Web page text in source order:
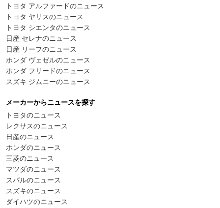
トヨタ アルファードのニュース
トヨタ ヤリスのニュース
トヨタ シエンタのニュース
日産 セレナのニュース
日産 リーフのニュース
ホンダ ヴェゼルのニュース
ホンダ フリードのニュース
スズキ ジムニーのニュース
メーカーからニュースを探す
トヨタのニュース
レクサスのニュース
日産のニュース
ホンダのニュース
三菱のニュース
マツダのニュース
スバルのニュース
スズキのニュース
ダイハツのニュース